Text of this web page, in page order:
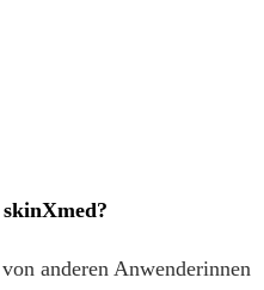
anderen Anwenderinnen